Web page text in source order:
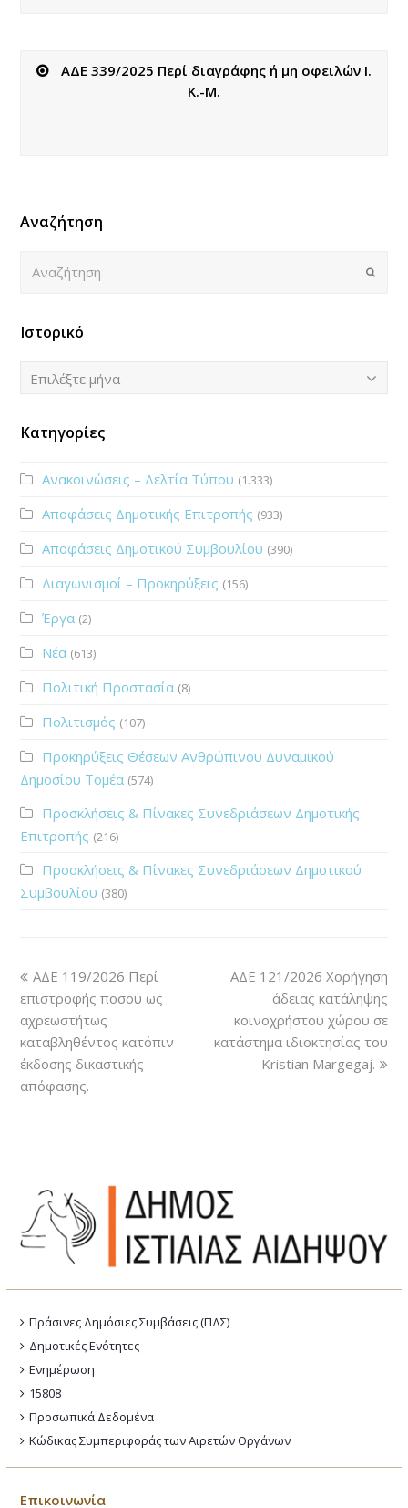
ΑΔΕ 339/2025 Περί διαγράφης ή μη οφειλών Ι.
Κ.-Μ.
Αναζήτηση
Submit
Ιστορικό
Ιστορικό
Επιλέξτε μήνα
Κατηγορίες
Ανακοινώσεις – Δελτία Τύπου (1.333)
Αποφάσεις Δημοτικής Επιτροπής (933)
Αποφάσεις Δημοτικού Συμβουλίου (390)
Διαγωνισμοί – Προκηρύξεις (156)
Έργα (2)
Νέα (613)
Πολιτική Προστασία (8)
Πολιτισμός (107)
Προκηρύξεις Θέσεων Ανθρώπινου Δυναμικού
Δημοσίου Τομέα (574)
Προσκλήσεις & Πίνακες Συνεδριάσεων Δημοτικής
Επιτροπής (216)
Προσκλήσεις & Πίνακες Συνεδριάσεων Δημοτικού
Συμβουλίου (380)
ΑΔΕ 119/2026 Περί
επιστροφής ποσού ως
αχρεωστήτως
καταβληθέντος κατόπιν
έκδοσης δικαστικής
απόφασης.
ΑΔΕ 121/2026 Χορήγηση
άδειας κατάληψης
κοινοχρήστου χώρου σε
κατάστημα ιδιοκτησίας του
Kristian Margegaj.
Πράσινες Δημόσιες Συμβάσεις (ΠΔΣ)
Δημοτικές Ενότητες
Ενημέρωση
15808
Προσωπικά Δεδομένα
Κώδικας Συμπεριφοράς των Αιρετών Οργάνων
Επικοινωνία